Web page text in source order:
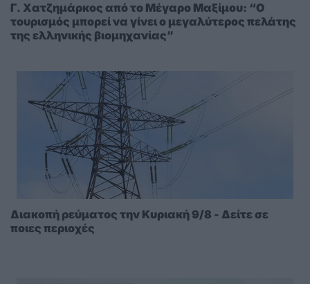
Γ. Χατζημάρκος από το Μέγαρο Μαξίμου: “Ο
τουρισμός μπορεί να γίνει ο μεγαλύτερος πελάτης
της ελληνικής βιομηχανίας”
Διακοπή ρεύματος την Κυριακή 9/8 - Δείτε σε
ποιες περιοχές